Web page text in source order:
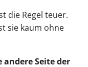
die Regel teuer.
sie kaum ohne
andere Seite der